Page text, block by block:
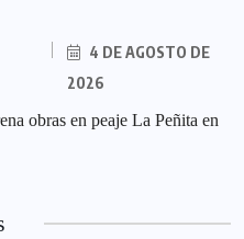
4 DE AGOSTO DE
2026
obras en peaje La Peñita en